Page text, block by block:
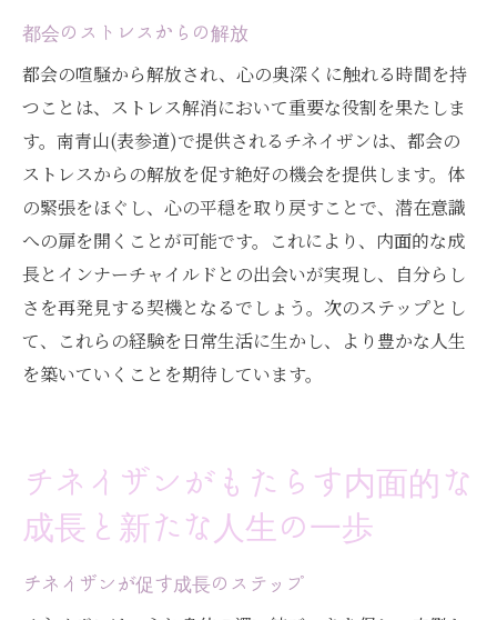
都会のストレスからの解放
都会の喧騒から解放され、心の奥深くに触れる時間を持
つことは、ストレス解消において重要な役割を果たしま
す。南青山(表参道)で提供されるチネイザンは、都会の
ストレスからの解放を促す絶好の機会を提供します。体
の緊張をほぐし、心の平穏を取り戻すことで、潜在意識
への扉を開くことが可能です。これにより、内面的な成
長とインナーチャイルドとの出会いが実現し、自分らし
さを再発見する契機となるでしょう。次のステップとし
て、これらの経験を日常生活に生かし、より豊かな人生
を築いていくことを期待しています。
チネイザンがもたらす内面的な
成長と新たな人生の一歩
チネイザンが促す成長のステップ